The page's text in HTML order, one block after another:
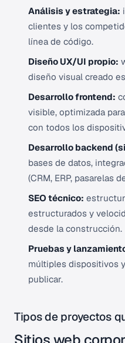
Análisis y estrategia:
clientes y los
línea de código.
Diseño UX/UI propio:
diseño visual creado
Desarrollo frontend:
visible, optimizada
con todos los
Desarrollo backend
bases de datos,
(CRM, ERP, pasarelas
SEO técnico:
estructurados y
desde la construcción.
Pruebas y
múltiples dispositivos
publicar.
Tipos de proyectos